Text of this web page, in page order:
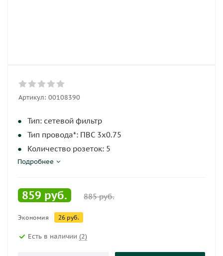
Артикул: 00108390
Тип: сетевой фильтр
Тип провода*: ПВС 3х0.75
Количество розеток: 5
Длина шнура*: 3 м
Подробнее
859 руб. 885руб.
Экономия 26 руб.
Есть в наличии (2)